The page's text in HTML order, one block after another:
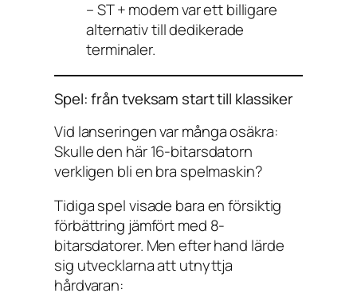
– ST + modem var ett billigare
alternativ till dedikerade
terminaler.
Spel: från tveksam start till klassiker
Vid lanseringen var många osäkra:
Skulle den här 16-bitarsdatorn
verkligen bli en bra spelmaskin?
Tidiga spel visade bara en försiktig
förbättring jämfört med 8-
bitarsdatorer. Men efter hand lärde
sig utvecklarna att utnyttja
hårdvaran: